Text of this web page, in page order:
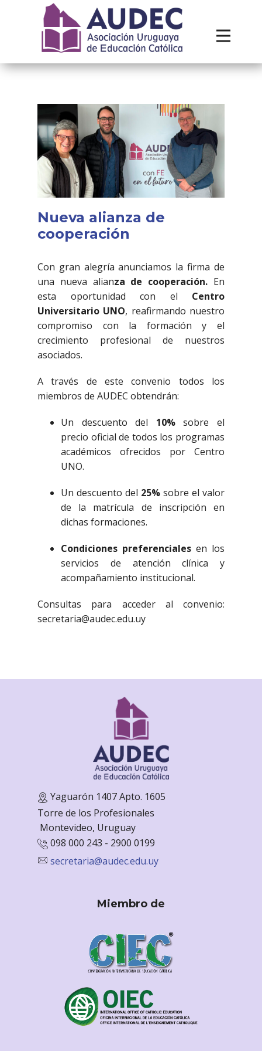
Institucional
Recursos
Nueva alianza de
cooperación
Con gran alegría anunciamos la firma de
una nueva alianza de cooperación. En
esta oportunidad con el Centro
Universitario UNO, reafirmando nuestro
compromiso con la formación y el
crecimiento profesional de nuestros
asociados.
A través de este convenio todos los
miembros de AUDEC obtendrán:
Un descuento del 10%sobre el
precio oficial de todos los programas
académicos ofrecidos por Centro
UNO.
Un descuento del 25% sobre el valor
de la matrícula de inscripción en
dichas formaciones.
Condiciones preferenciales en los
servicios de atención clínica y
acompañamiento institucional.
Consultas para acceder al convenio:
secretaria@audec.edu.uy
Yaguarón 1407 Apto. 1605
Torre de los Profesionales
Montevideo, Uruguay
098 000 243 - 2900 0199
secretaria@audec.edu.uy
Miembro de